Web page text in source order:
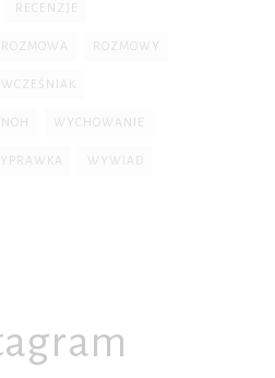
RECENZJE
ROZMOWA ROZMOWY
WCZEŚNIAK
WYCHOWANIE
WYWIAD